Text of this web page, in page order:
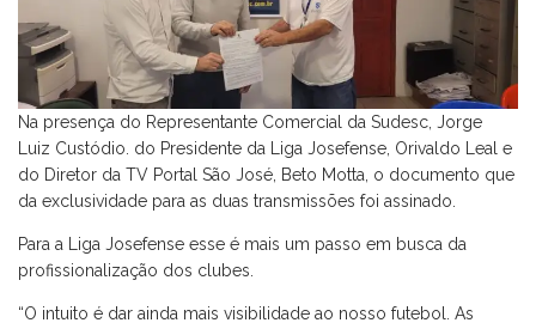
Na presença do Representante Comercial da Sudesc, Jorge
Luiz Custódio. do Presidente da Liga Josefense, Orivaldo Leal e
do Diretor da TV Portal São José, Beto Motta, o documento que
da exclusividade para as duas transmissões foi assinado.
Para a Liga Josefense esse é mais um passo em busca da
profissionalização dos clubes.
“O intuito é dar ainda mais visibilidade ao nosso futebol. As